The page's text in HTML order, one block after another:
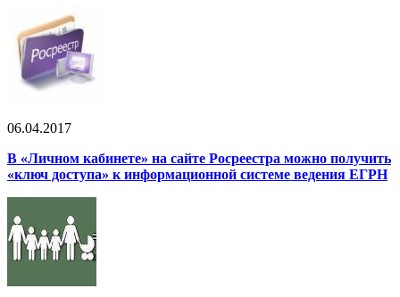
06.04.2017
В «Личном кабинете» на сайте Росреестра можно получить
«ключ доступа» к информационной системе ведения ЕГРН